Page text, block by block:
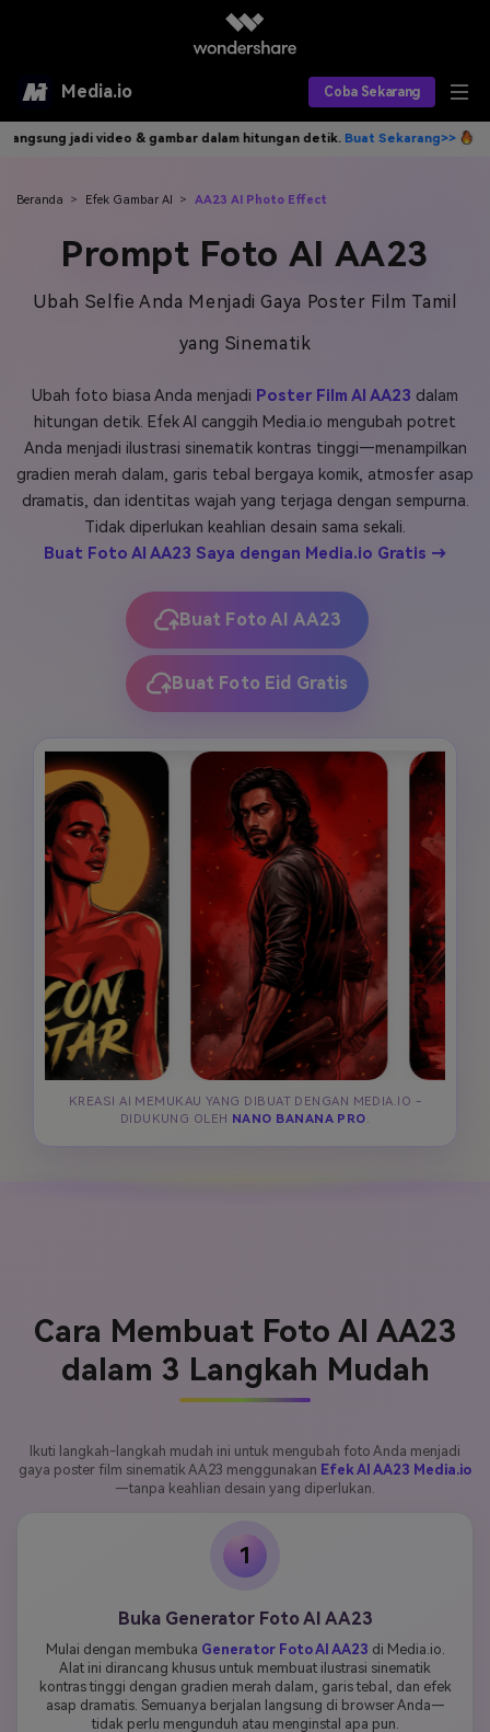
Media.io Coba Sekarang
Alat AI
AI Video
AI Gambar
AI Audio
Model AI yang Didukung
Produk AI
Asisten Video AI
Editor Video AI
Editor Gambar AI
Editor Audio AI
Find More Solutions >>
Efek AI
Efek Video
Sumber Daya
Panduan Pengguna Apa yang Baru
FAQs
Tips & Tutorial AI
Postingan Terbaru
Jelajahi Lebih Banyak >>
Veo3 TOP
Masuk
hitungan detik.Buat Sekarang>> Tulis idemu, AI langsung jadi
Beranda > Efek Gambar AI > AA23 AI Photo Effect
Prompt Foto AI AA23
Ubah Selfie Anda Menjadi Gaya Poster Film Tamil
yang Sinematik
Ubah foto biasa Anda menjadi Poster Film AI AA23 dalam
hitungan detik. Efek AI canggih Media.io mengubah potret
Anda menjadi ilustrasi sinematik kontras tinggi—menampilkan
gradien merah dalam, garis tebal bergaya komik, atmosfer asap
dramatis, dan identitas wajah yang terjaga dengan sempurna.
Tidak diperlukan keahlian desain sama sekali.
Buat Foto AI AA23 Saya dengan Media.io Gratis →
Buat Foto AI AA23
Buat Foto Eid Gratis
KREASI AI MEMUKAU YANG DIBUAT DENGAN MEDIA.IO -
DIDUKUNG OLEH
NANO BANANA PRO.
Cara Membuat Foto AI AA23
dalam 3 Langkah Mudah
Ikuti langkah-langkah mudah ini untuk mengubah foto Anda menjadi
gaya poster film sinematik AA23 menggunakan Efek AI AA23 Media.io
—tanpa keahlian desain yang diperlukan.
1
Buka Generator Foto AI AA23
Mulai dengan membuka Generator Foto AI AA23 di Media.io.
Alat ini dirancang khusus untuk membuat ilustrasi sinematik
kontras tinggi dengan gradien merah dalam, garis tebal, dan efek
asap dramatis. Semuanya berjalan langsung di browser Anda—
tidak perlu mengunduh atau menginstal apa pun.